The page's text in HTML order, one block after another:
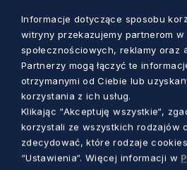
Warszawie
Dorota Kulka
Informacje dotyczące sposobu
witryny przekazujemy partnerom
społecznościowych, reklamy oraz
Partnerzy mogą łączyć te
otrzymanymi od Ciebie lub
korzystania z ich usług.
Klikając “Akceptuję wszystkie“,
korzystali ze wszystkich rodzajów
zdecydować, które rodzaje
“Ustawienia“. Więcej informacji w